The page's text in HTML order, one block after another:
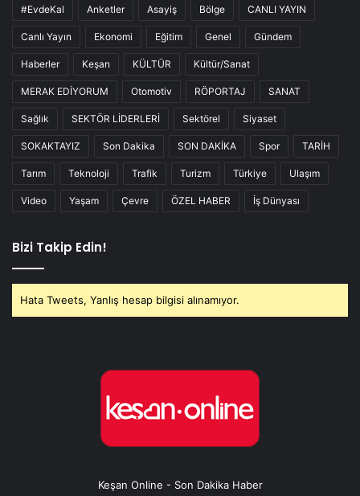
#EvdeKal Anketler Asayiş Bölge CANLI YAYIN
Canlı Yayın Ekonomi Eğitim Genel Gündem
Haberler Keşan KÜLTÜR Kültür/Sanat
MERAK EDİYORUM Otomotiv RÖPORTAJ SANAT
Sağlık SEKTÖR LİDERLERİ Sektörel Siyaset
SOKAKTAYIZ Son Dakika SON DAKİKA Spor TARİH
Tarım Teknoloji Trafik Turizm Türkiye Ulaşım
Video Yaşam Çevre ÖZEL HABER İş Dünyası
Bizi Takip Edin!
Hata Tweets, Yanlış hesap bilgisi alınamıyor.
Keşan Online - Son Dakika Haber